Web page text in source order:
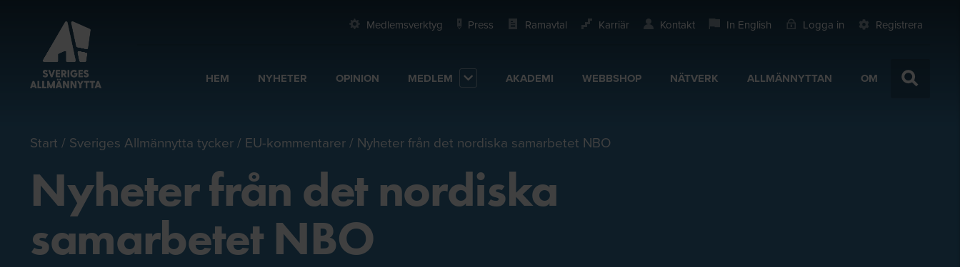
Medlemsverktyg Press Ramavtal Karriär Kontakt In English Logga in Registrera
HEM NYHETER OPINION MEDLEM AKADEMI WEBBSHOP NÄTVERK ALLMÄNNYTTAN OM
Start Sveriges Allmännytta tycker EU-kommentarer Nyheter från det nordiska samarbetet NBO
Nyheter från det nordiska
samarbetet NBO